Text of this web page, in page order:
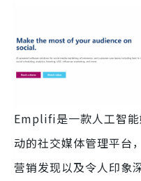
Emplifi是一款人工智
动的社交媒体管理平台
营销发现以及令人印象